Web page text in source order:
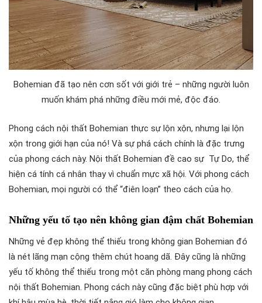
Bohemian đã tạo nên cơn sốt với giới trẻ – những người luôn
muốn khám phá những điều mới mẻ, độc đáo.
Phong cách nội thất Bohemian thực sự lộn xộn, nhưng lại lộn
xộn trong giới hạn của nó! Và sự phá cách chính là đặc trưng
của phong cách này. Nội thất Bohemian đề cao sự Tự Do, thể
hiện cá tính cá nhân thay vì chuẩn mực xã hội. Với phong cách
Bohemian, mọi người có thể “điên loạn” theo cách của họ.
Những yếu tố tạo nên không gian đậm chất Bohemian
Những vẻ đẹp không thể thiếu trong không gian Bohemian đó
là nét lãng mạn cộng thêm chút hoang dã. Đây cũng là những
yếu tố không thể thiếu trong một căn phòng mang phong cách
nội thất Bohemian. Phong cách này cũng đặc biệt phù hợp với